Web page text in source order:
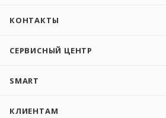
КОНТАКТЫ
СЕРВИСНЫЙ ЦЕНТР
SMART
КЛИЕНТАМ